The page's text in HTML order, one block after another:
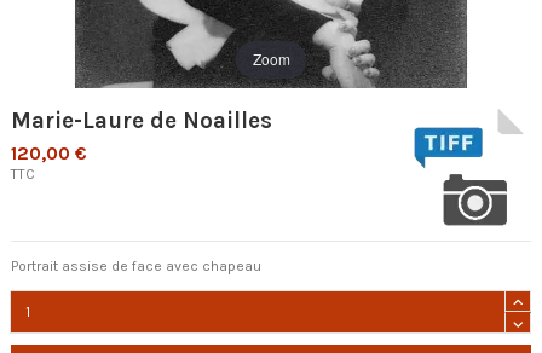
Zoom
Marie-Laure de Noailles
120,00 €
TTC
Portrait assise de face avec chapeau